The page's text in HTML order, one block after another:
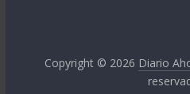
Copyright © 2026 Diario